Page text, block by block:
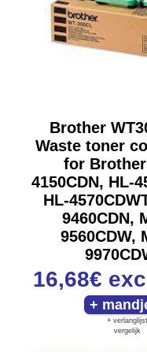
Brother
Waste toner
for
4150CDN, HL-
HL-
9460CDN,
9560CDW,
16,68€
+ verlanglijst
vergelijk